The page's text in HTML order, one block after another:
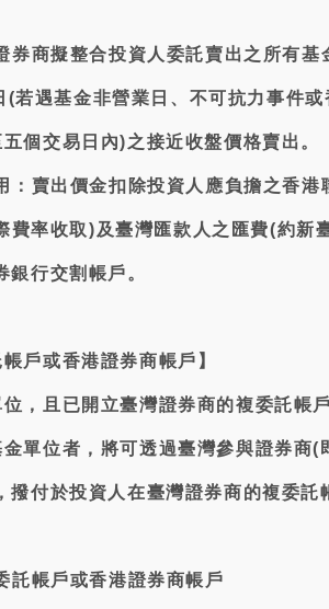
商擬整合投資人委託賣出之所有基
若遇基金非營業日、不可抗力事件或
個交易日內)之接近收盤價格賣出。
賣出價金扣除投資人應負擔之香港
率收取)及臺灣匯款人之匯費(約新
行交割帳戶。
戶或香港證券商帳戶】
，且已開立臺灣證券商的複委託帳
單位者，將可透過臺灣參與證券商(
付於投資人在臺灣證券商的複委託
託帳戶或香港證券商帳戶